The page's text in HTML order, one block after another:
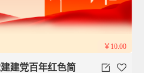
￥10.00
建党百年红色简